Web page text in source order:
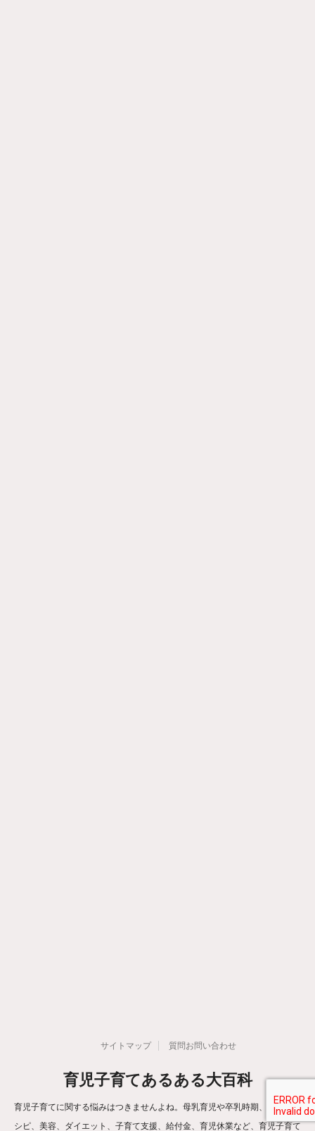
サイトマップ 質問お問い合わせ
育児子育てあるある大百科
育児子育てに関する悩みはつきませんよね。母乳育児や卒乳時期、離乳食レ
シピ、美容、ダイエット、子育て支援、給付金、育児休業など、育児子育て